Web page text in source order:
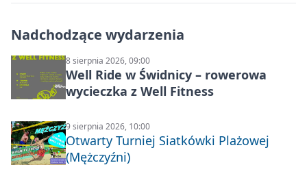
Nadchodzące wydarzenia
8 sierpnia 2026, 09:00
Well Ride w Świdnicy – rowerowa
wycieczka z Well Fitness
9 sierpnia 2026, 10:00
Otwarty Turniej Siatkówki Plażowej
(Mężczyźni)